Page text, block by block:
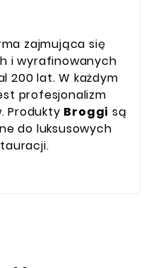
zajmująca się
i wyrafinowanych
200 lat. W każdym
profesjonalizm
Produkty Broggi są
do luksusowych